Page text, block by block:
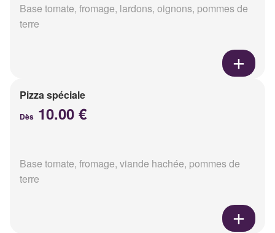
Base tomate, fromage, lardons, oignons, pommes de
terre
Pizza spéciale
Dès 10.00 €
Base tomate, fromage, viande hachée, pommes de
terre